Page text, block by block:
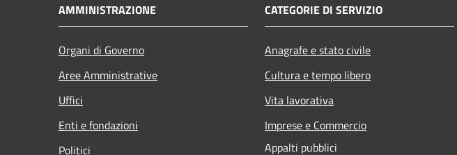
AMMINISTRAZIONE
Organi di Governo
Aree Amministrative
Uffici
Enti e fondazioni
Politici
CATEGORIE DI SERVIZIO
Anagrafe e stato civile
Cultura e tempo libero
Vita lavorativa
Imprese e Commercio
Appalti pubblici